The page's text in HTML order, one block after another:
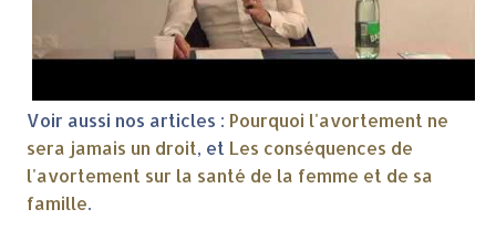
Voir aussi nos articles : Pourquoi l'avortement ne
sera jamais un droit, et Les conséquences de
l'avortement sur la santé de la femme et de sa
famille.